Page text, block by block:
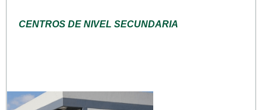
CENTROS DE NIVEL SECUNDARIA